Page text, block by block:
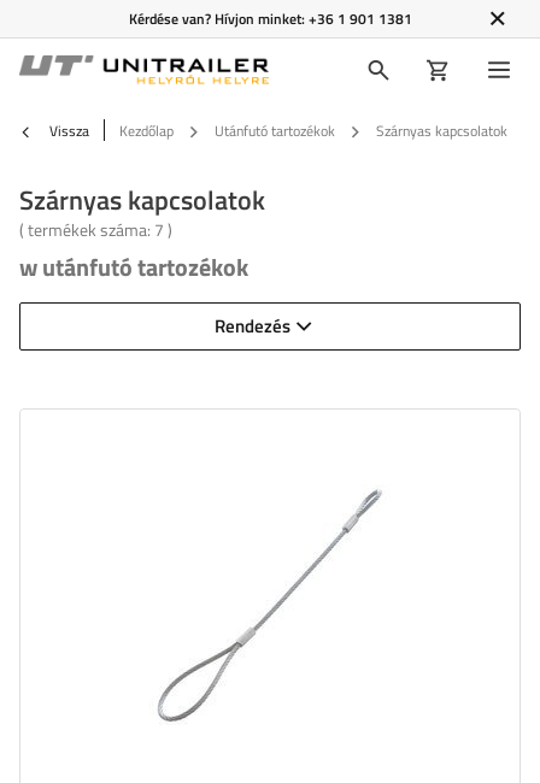
Kérdése van? Hívjon minket:+36 1 901 1381
Vissza Kezdőlap Utánfutó tartozékok Szárnyas kapcsolatok
Szárnyas kapcsolatok
( termékek száma: 7)
w utánfutó tartozékok
Rendezés